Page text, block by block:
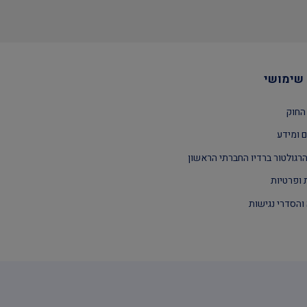
ומידע
ברדיו החברתי הראשון
ופרטיות
נגישות